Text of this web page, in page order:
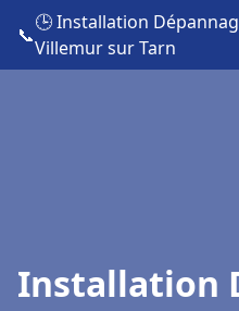
📞
🕒 Installation
Villemur sur Tarn
Installation